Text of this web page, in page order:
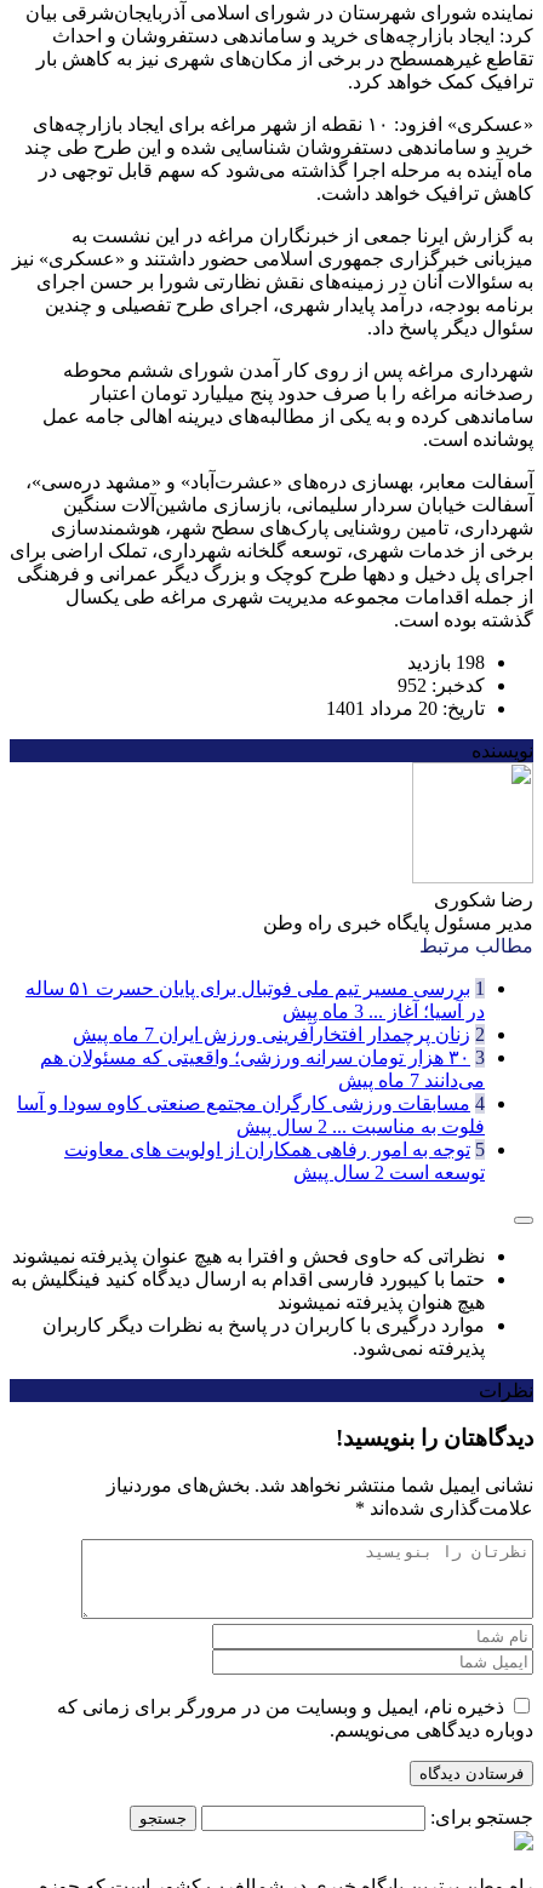
نماینده شورای شهرستان در شورای اسلامی آذربایجان‌شرقی بیان
کرد: ایجاد بازارچه‌های خرید و ساماندهی دستفروشان و احداث
تقاطع غیرهمسطح در برخی از مکان‌های شهری نیز به کاهش بار
ترافیک کمک خواهد کرد.
«عسکری» افزود: ۱۰ نقطه از شهر مراغه برای ایجاد بازارچه‌های
خرید و ساماندهی دستفروشان شناسایی شده و این طرح طی چند
ماه آینده به مرحله اجرا گذاشته می‌شود که سهم قابل توجهی در
کاهش ترافیک خواهد داشت.
به گزارش ایرنا جمعی از خبرنگاران مراغه در این نشست به
میزبانی خبرگزاری جمهوری اسلامی حضور داشتند و «عسکری» نیز
به سئوالات آنان در زمینه‌های نقش نظارتی شورا بر حسن اجرای
برنامه بودجه، درآمد پایدار شهری، اجرای طرح تفصیلی و چندین
سئوال دیگر پاسخ داد.
شهرداری مراغه پس از روی کار آمدن شورای ششم محوطه
رصدخانه مراغه را با صرف حدود پنج میلیارد تومان اعتبار
ساماندهی کرده و به یکی از مطالبه‌های دیرینه اهالی جامه عمل
پوشانده است.
آسفالت معابر، بهسازی دره‌های «عشرت‌آباد» و «مشهد دره‌سی»،
آسفالت خیابان سردار سلیمانی، بازسازی ماشین‌آلات سنگین
شهرداری، تامین روشنایی پارک‌های سطح شهر، هوشمندسازی
برخی از خدمات شهری، توسعه گلخانه شهرداری، تملک اراضی برای
اجرای پل دخیل و دهها طرح کوچک و بزرگ دیگر عمرانی و فرهنگی
از جمله اقدامات مجموعه مدیریت شهری مراغه طی یکسال
گذشته بوده است.
198 بازدید
کدخبر: 952
تاریخ: 20 مرداد 1401
نویسنده
رضا شکوری
مدیر مسئول پایگاه خبری راه وطن
مطالب مرتبط
1
بررسی مسیر تیم ملی فوتبال برای پایان حسرت ۵۱ ساله
در آسیا؛ آغاز ... 3 ماه پیش
2 زنان پرچمدار افتخارآفرینی ورزش ایران 7 ماه پیش
3
۳۰ هزار تومان سرانه ورزشی؛ واقعیتی که مسئولان هم
می‌دانند 7 ماه پیش
4 مسابقات ورزشی کارگران مجتمع صنعتی کاوه سودا و آسا
فلوت به مناسبت ... 2 سال پیش
5 توجه به امور رفاهی همکاران از اولویت های معاونت
توسعه است 2 سال پیش
نظراتی که حاوی فحش و افترا به هیچ عنوان پذیرفته نمیشوند
حتما با کیبورد فارسی اقدام به ارسال دیدگاه کنید فینگلیش به
هیچ هنوان پذیرفته نمیشوند
موارد درگیری با کاربران در پاسخ به نظرات دیگر کاربران
پذیرفته نمی‌شود.
نظرات
دیدگاهتان را بنویسید!
نشانی ایمیل شما منتشر نخواهد شد. بخش‌های موردنیاز
علامت‌گذاری شده‌اند *
ذخیره نام، ایمیل و وبسایت من در مرورگر برای زمانی که
دوباره دیدگاهی می‌نویسم.
جستجو برای: